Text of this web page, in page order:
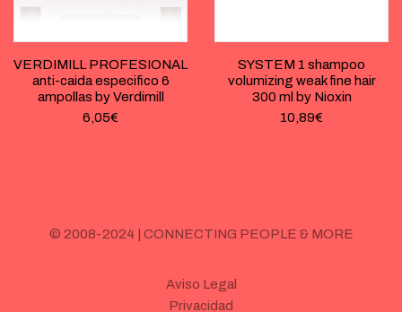
VERDIMILL PROFESIONAL
anti-caida especifico 6
ampollas by Verdimill
6,05€
SYSTEM 1 shampoo
volumizing weak fine hair
300 ml by Nioxin
10,89€
© 2008-2024 | CONNECTING PEOPLE & MORE
Aviso Legal
Privacidad